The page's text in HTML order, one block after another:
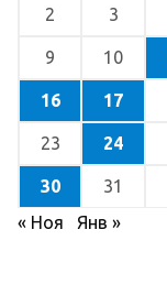
2 3
9 10
16 17
23 24
30
31
« Ноя
Янв »